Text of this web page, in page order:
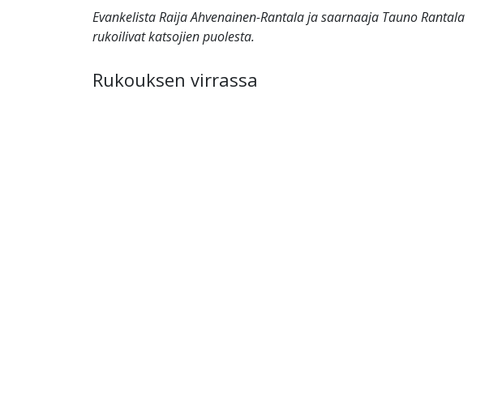
Evankelista Raija Ahvenainen-Rantala ja saarnaaja Tauno Rantala
rukoilivat katsojien puolesta.
Rukouksen virrassa